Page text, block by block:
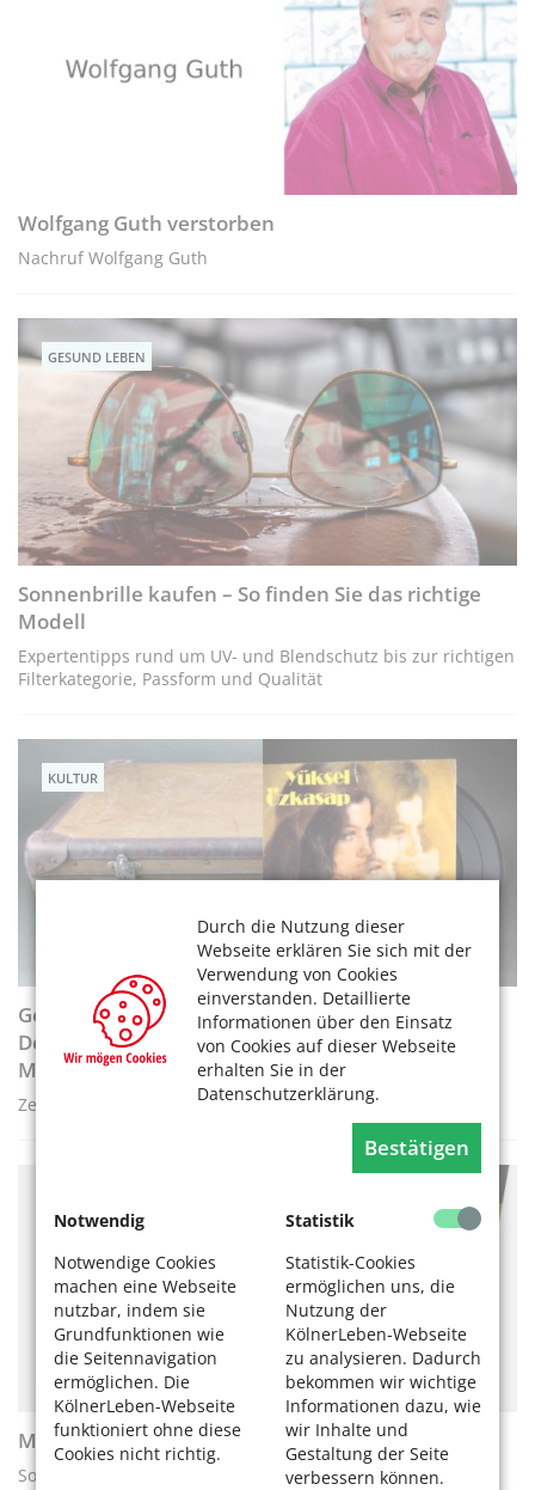
Durch die Nutzung dieser
Webseite erklären Sie sich mit der
Verwendung von Cookies
einverstanden. Detaillierte
Informationen über den Einsatz
von Cookies auf dieser Webseite
erhalten Sie in der
Datenschutzerklärung.
Bestätigen
Notwendig
Notwendige Cookies
machen eine Webseite
nutzbar, indem sie
Grundfunktionen wie
die Seitennavigation
ermöglichen. Die
KölnerLeben-Webseite
funktioniert ohne diese
Cookies nicht richtig.
Statistik
Statistik-Cookies
ermöglichen uns, die
Nutzung der
KölnerLeben-Webseite
zu analysieren. Dadurch
bekommen wir wichtige
Informationen dazu, wie
wir Inhalte und
Gestaltung der Seite
verbessern können.
Wolfgang Guth verstorben
Nachruf Wolfgang Guth
GESUND LEBEN
Sonnenbrille kaufen – So finden Sie das richtige
Modell
Expertentipps rund um UV- und Blendschutz bis zur richtigen
Filterkategorie, Passform und Qualität
KULTUR
Gemeinsame Geschichte(n) im
Dokumentationszentrum und Museum über die
Migration in Deutschland (DOMiD)
Zeitzeugnisse der deutschen Einwanderungsgeschichte
Miteinander NEUmarkt
Sommerprogramm auf dem Kölner Neumarkt